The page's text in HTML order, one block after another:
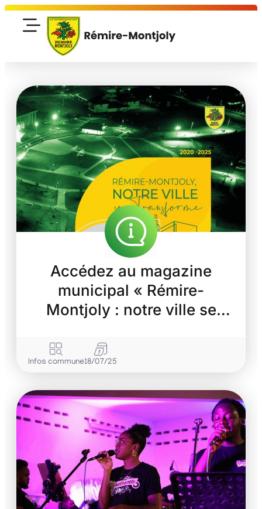
Accédez au magazine
municipal « Rémire-
Montjoly : notre ville se
Infos commune18/07/25